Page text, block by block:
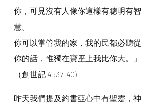
你，可見沒有人像你這樣有聰明有智
慧。
你可以掌管我的家，我的民都必聽從
你的話，惟獨在寶座上我比你大。」
（創世記 41:37-40)
昨天我們提及約書亞心中有聖靈，神